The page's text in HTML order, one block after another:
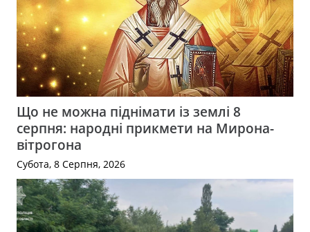
Що не можна піднімати із землі 8
серпня: народні прикмети на Мирона-
вітрогона
Субота, 8 Серпня, 2026